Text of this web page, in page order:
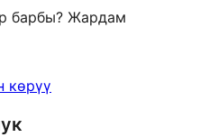
барбы? Жардам
көрүү